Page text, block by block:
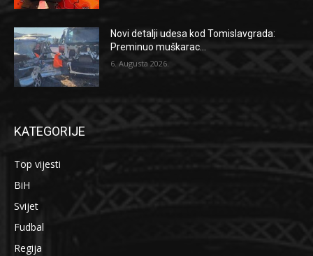
Novi detalji udesa kod Tomislavgrada:
Preminuo muškarac...
6. Augusta 2026.
KATEGORIJE
Top vijesti
BiH
Svijet
Fudbal
Regija